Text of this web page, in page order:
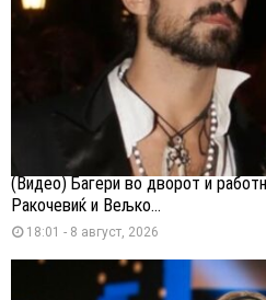
(Видео) Багери во дворот и
Ракочевиќ и Вељко...
18:01 - 8 август, 2026